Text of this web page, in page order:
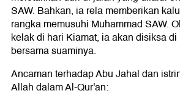
SAW. Bahkan, ia rela memberikan
rangka memusuhi Muhammad SAW.
kelak di hari Kiamat, ia akan disiksa
bersama suaminya.
Ancaman terhadap Abu Jahal dan
Allah dalam Al-Qur'an: